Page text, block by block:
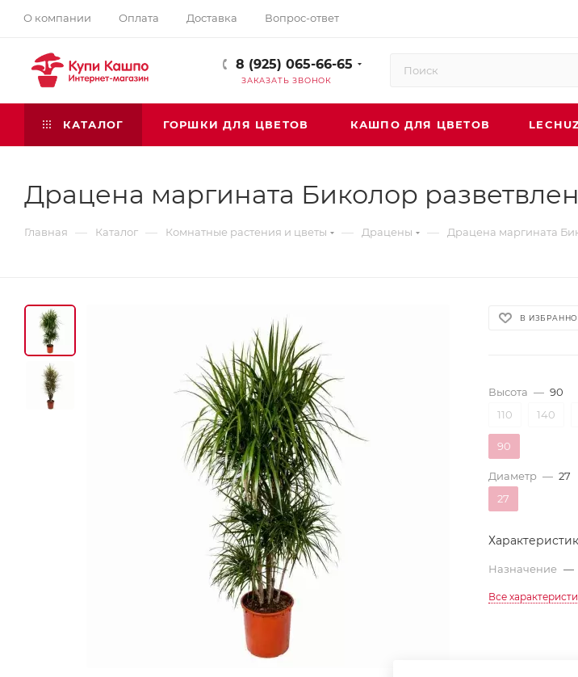
О компании Оплата Доставка Вопрос-ответ
8 (925) 065-66-65
ЗАКАЗАТЬ ЗВОНОК
КАТАЛОГ ГОРШКИ ДЛЯ ЦВЕТОВ КАШПО ДЛЯ ЦВЕТОВ
Драцена маргината Биколор
Главная — Каталог — Комнатные растения и цветы — Драцены — Драцена маргината
В
Высота — 90
110
140
90
Диаметр — 27
27
Назначение —
Все